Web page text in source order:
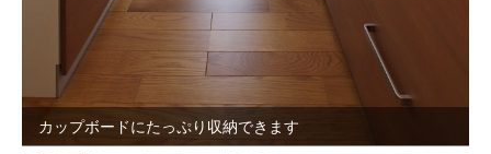
カップボードにたっぷり収納できます